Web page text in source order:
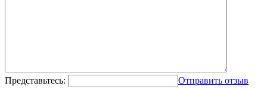
Представьтесь: Отправить отзыв